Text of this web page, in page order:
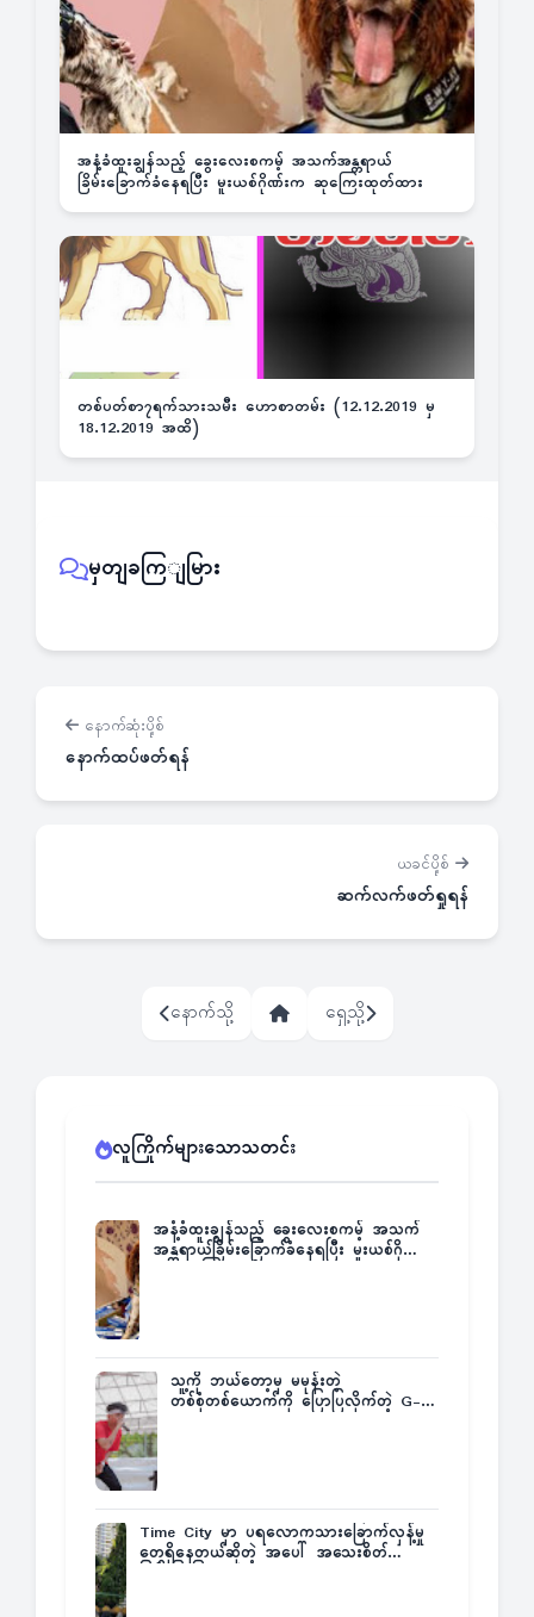
အနံ့ခံထူးချွန်သည့် ခွေးလေးစကမ့် အသက်အန္တရာယ်
ခြိမ်းခြောက်ခံနေရပြီး မူးယစ်ဂိုဏ်းက ဆုကြေးထုတ်ထား
တစ်ပတ်စာ၇ရက်သားသမီး ဟောစာတမ်း (12.12.2019 မှ
18.12.2019 အထိ)
မှတျခကြျမြား
နောက်ဆုံးပို့စ်
နောက်ထပ်ဖတ်ရန်
ယခင်ပို့စ်
ဆက်လက်ဖတ်ရှုရန်
နောက်သို့ ရှေ့သို့
လူကြိုက်များသောသတင်း
အနံ့ခံထူးချွန်သည့် ခွေးလေးစကမ့် အသက်
အန္တရာယ်ခြိမ်းခြောက်ခံနေရပြီး မူးယစ်ဂိုဏ်း
သူ့ကို ဘယ်တော့မှ မမုန်းတဲ့
တစ်စုံတစ်ယောက်ကို ပြောပြလိုက်တဲ့ G-
Time City မှာ ပရလောကသားခြောက်လှန့်မှု
တွေရှိနေတယ်ဆိုတဲ့ အပေါ် အသေးစိတ်